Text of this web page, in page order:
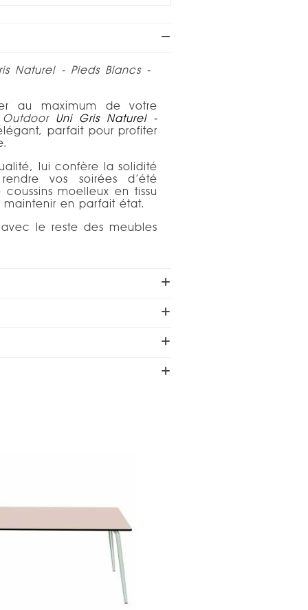
Naturel - Pieds Blancs -
au maximum de votre
Uni Gris Naturel -
parfait pour profiter
lui confère la solidité
vos soirées d’été
moelleux en tissu
en parfait état.
le reste des meubles